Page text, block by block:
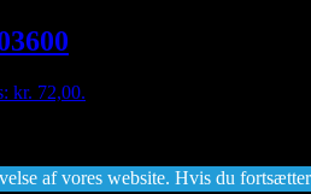
kr. 72,00.
af vores website. Hvis du